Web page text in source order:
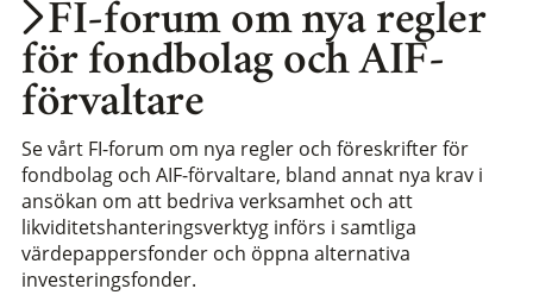
FI-forum om nya regler
för fondbolag och AIF-
förvaltare
Se vårt FI-forum om nya regler och föreskrifter för
fondbolag och AIF-förvaltare, bland annat nya krav i
ansökan om att bedriva verksamhet och att
likviditetshanteringsverktyg införs i samtliga
värdepappersfonder och öppna alternativa
investeringsfonder.